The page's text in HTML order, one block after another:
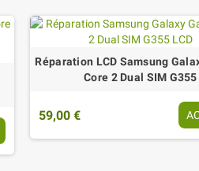
Réparation LCD Samsung
Core 2 Dual SIM G355
59,00 €